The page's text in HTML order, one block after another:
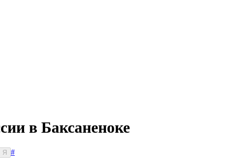
в Баксаненоке
Я
#